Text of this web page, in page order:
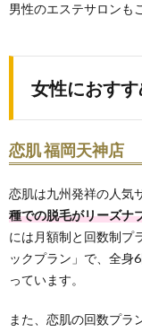
福岡院
男性に
めした
脱毛ク
ク
メンズ
リゼ福
岡天神
院
男性のエステサロンも
女性におす
恋肌 福岡天神店
恋肌は九州発祥の人気
種での脱毛がリーズナ
には月額制と回数制プ
ックプラン」で、全身
っています。
また、恋肌の回数プラ